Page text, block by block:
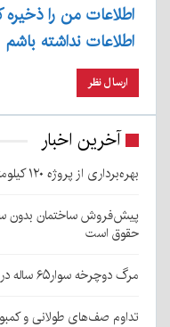
اطلاعات من را ذخیره
اطلاعات نداشته باشم
آخرین اخبار
بهره‌برداری از پروژه ۱۲۰ کیلومتری فیبرنوری روستایی در قلعه‌گنج
پیش‌فروش ساختمان بدون
حقوق است
مرگ دوچرخه سوار۶۵ ساله در مسیر باغین
تداوم صف‌های طولانی و